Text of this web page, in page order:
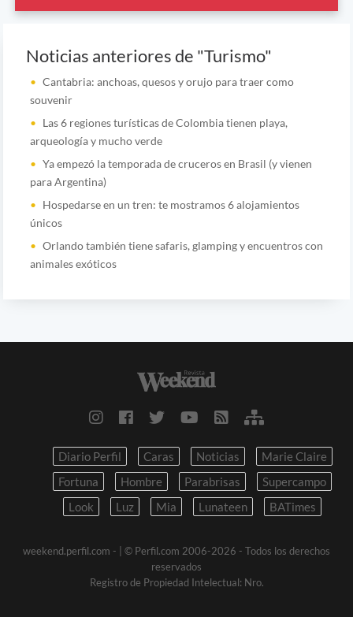
Noticias anteriores de "Turismo"
Cantabria: anchoas, quesos y orujo para traer como
souvenir
Las 6 regiones turísticas de Colombia tienen playa,
arqueología y mucho verde
Ya empezó la temporada de cruceros en Brasil (y vienen
para Argentina)
Hospedarse en un tren: te mostramos 6 alojamientos
únicos
Orlando también tiene safaris, glamping y encuentros con
animales exóticos
Diario Perfil Caras Noticias
Marie Claire
Fortuna
Hombre Parabrisas
Supercampo
Look
Luz Mia Lunateen BATimes
weekend.perfil.com -
| © Perfil.com 2006-2026 - Todos los derechos
reservados
Registro de Propiedad Intelectual: Nro.